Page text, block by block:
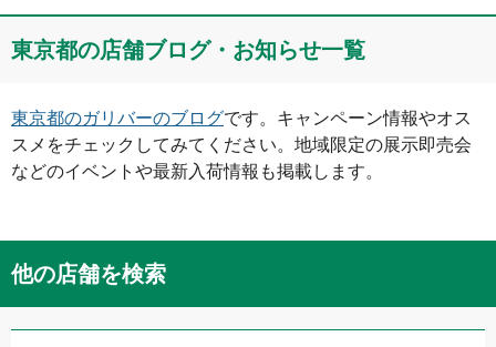
東京都の店舗ブログ・お知らせ一覧
東京都のガリバーのブログです。キャンペーン情報やオス
スメをチェックしてみてください。地域限定の展示即売会
などのイベントや最新入荷情報も掲載します。
他の店舗を検索